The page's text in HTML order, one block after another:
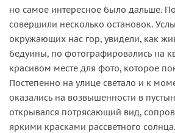
но самое интересное было дальше.
совершили несколько остановок.
окружающих нас гор, увидели, как
бедуины, по фотографировались на
красивом месте для фото, которое
Постепенно на улице светало и к
оказались на возвышенности в
открывался потрясающий вид,
яркими красками рассветного